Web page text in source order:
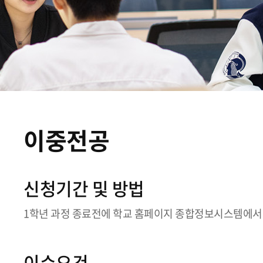
이중전공
신청기간 및 방법
1학년 과정 종료전에 학교 홈페이지 종합정보시스템에